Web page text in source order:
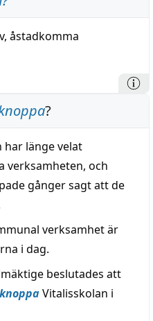
åstadkomma
?
har länge velat
verksamheten, och
gånger sagt att de
verksamhet är
i dag.
beslutades att
Vitalisskolan i